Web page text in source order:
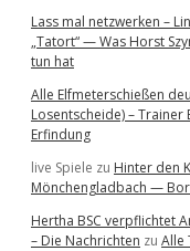
Lass mal netzwerken –
„Tatort“ — Was Horst
tun hat
Alle Elfmeterschießen
Losentscheide) – Trainer
Erfindung
live Spiele zu Hinter den
Mönchengladbach —
Hertha BSC verpflichtet
– Die Nachrichten zu Alle